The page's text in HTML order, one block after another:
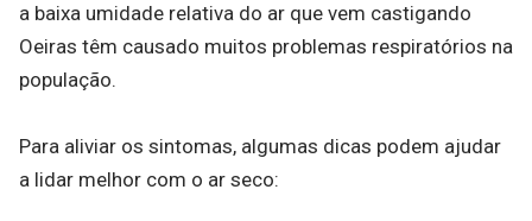
a baixa umidade relativa do ar que vem castigando
Oeiras têm causado muitos problemas respiratórios na
população.
Para aliviar os sintomas, algumas dicas podem ajudar
a lidar melhor com o ar seco: